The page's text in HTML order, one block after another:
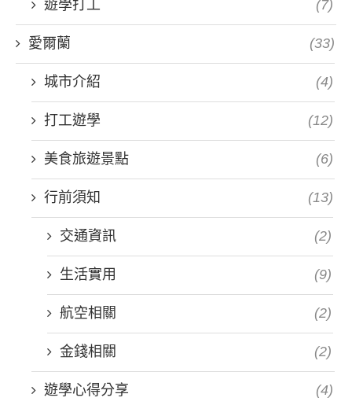
遊學打工 (7)
愛爾蘭 (33)
城市介紹 (4)
打工遊學 (12)
美食旅遊景點 (6)
行前須知 (13)
交通資訊 (2)
生活實用 (9)
航空相關 (2)
金錢相關 (2)
遊學心得分享 (4)